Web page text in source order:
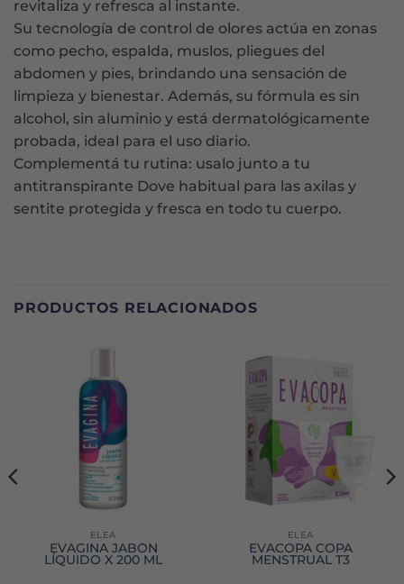
revitaliza y refresca al instante.
Su tecnología de control de olores actúa en zonas
como pecho, espalda, muslos, pliegues del
abdomen y pies, brindando una sensación de
limpieza y bienestar. Además, su fórmula es sin
alcohol, sin aluminio y está dermatológicamente
probada, ideal para el uso diario.
Complementá tu rutina: usalo junto a tu
antitranspirante Dove habitual para las axilas y
sentite protegida y fresca en todo tu cuerpo.
PRODUCTOS RELACIONADOS
ELEA
EVAGINA JABÓN
LÍQUIDO X 200 ML
ELEA
EVACOPA COPA
MENSTRUAL T3